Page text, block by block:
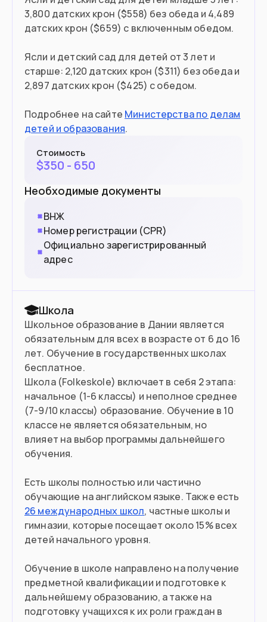
3,800 датских крон ($558) без обеда и 4,489
датских крон ($659) с включенным обедом.
Ясли и детский сад для детей от 3 лет и
старше: 2,120 датских крон ($311) без обеда и
2,897 датских крон ($425) с обедом.
Подробнее на сайте Министерства по делам
детей и образования.
Стоимость
$350 - 650
Необходимые документы
ВНЖ
Номер регистрации (CPR)
Официально зарегистрированный
адрес
Школа
Школьное образование в Дании является
обязательным для всех в возрасте от 6 до 16
лет. Обучение в государственных школах
бесплатное.
Школа (Folkeskole) включает в себя 2 этапа:
начальное (1-6 классы) и неполное среднее
(7-9/10 классы) образование. Обучение в 10
классе не является обязательным, но
влияет на выбор программы дальнейшего
обучения.
Есть школы полностью или частично
обучающие на английском языке. Также есть
26 международных школ, частные школы и
гимназии, которые посещает около 15% всех
детей начального уровня.
Обучение в школе направлено на получение
предметной квалификации и подготовке к
дальнейшему образованию, а также на
подготовку учащихся к их роли граждан в